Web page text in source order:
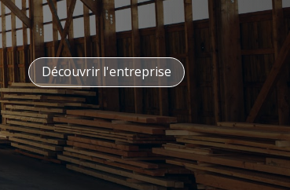
Découvrir l'entreprise